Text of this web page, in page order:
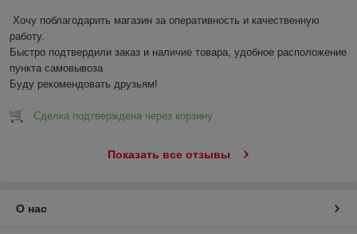
Хочу поблагодарить магазин за оперативность и качественную
работу.
Быстро подтвердили заказ и наличие товара, удобное расположение
пункта самовывоза
Буду рекомендовать друзьям!
Сделка подтверждена через корзину
Показать все отзывы
О нас